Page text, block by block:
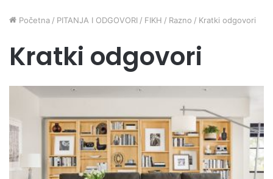
Početna / PITANJA I ODGOVORI / FIKH / Razno / Kratki odgovori
Kratki odgovori